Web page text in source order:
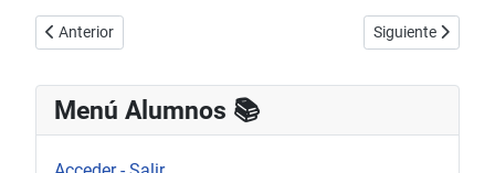
Artículo anterior: Decodificador BCD a decimal
Anterior Artículo
Siguiente
Menú Alumnos 📚​